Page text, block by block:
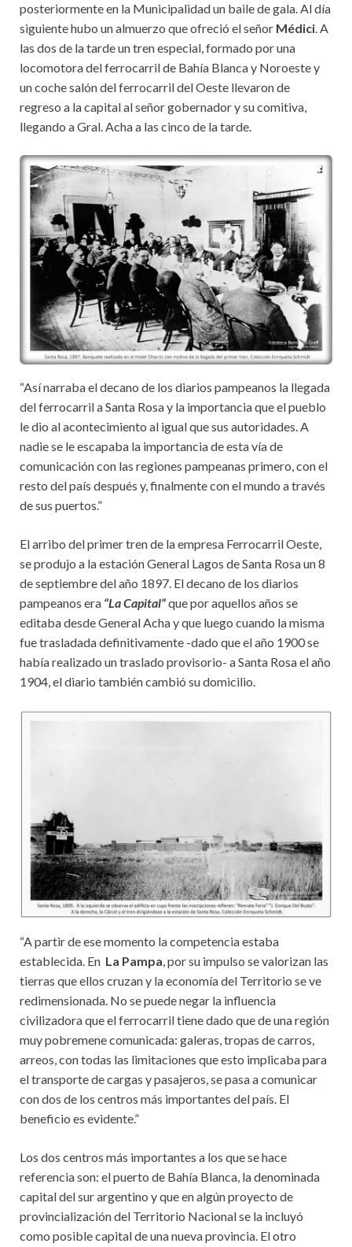
posteriormente en la Municipalidad un baile de gala. Al día
siguiente hubo un almuerzo que ofreció el señor Médici. A
las dos de la tarde un tren especial, formado por una
locomotora del ferrocarril de Bahía Blanca y Noroeste y
un coche salón del ferrocarril del Oeste llevaron de
regreso a la capital al señor gobernador y su comitiva,
llegando a Gral. Acha a las cinco de la tarde.
“Así narraba el decano de los diarios pampeanos la llegada
del ferrocarril a Santa Rosa y la importancia que el pueblo
le dio al acontecimiento al igual que sus autoridades. A
nadie se le escapaba la importancia de esta vía de
comunicación con las regiones pampeanas primero, con el
resto del país después y, finalmente con el mundo a través
de sus puertos.”
El arribo del primer tren de la empresa Ferrocarril Oeste,
se produjo a la estación General Lagos de Santa Rosa un 8
de septiembre del año 1897. El decano de los diarios
pampeanos era “La Capital”que por aquellos años se
editaba desde General Acha y que luego cuando la misma
fue trasladada definitivamente -dado que el año 1900 se
había realizado un traslado provisorio- a Santa Rosa el año
1904, el diario también cambió su domicilio.
“A partir de ese momento la competencia estaba
establecida. En La Pampa, por su impulso se valorizan las
tierras que ellos cruzan y la economía del Territorio se ve
redimensionada. No se puede negar la influencia
civilizadora que el ferrocarril tiene dado que de una región
muy pobremene comunicada: galeras, tropas de carros,
arreos, con todas las limitaciones que esto implicaba para
el transporte de cargas y pasajeros, se pasa a comunicar
con dos de los centros más importantes del país. El
beneficio es evidente.”
Los dos centros más importantes a los que se hace
referencia son: el puerto de Bahía Blanca, la denominada
capital del sur argentino y que en algún proyecto de
provincialización del Territorio Nacional se la incluyó
como posible capital de una nueva provincia. El otro